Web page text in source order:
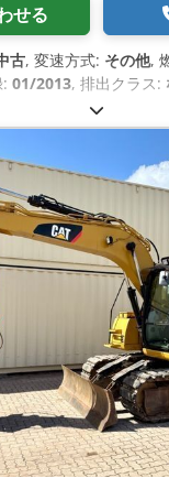
せる
古, 変速方式: その他,
01/2013, 排出クラス:
, 稼働時間: